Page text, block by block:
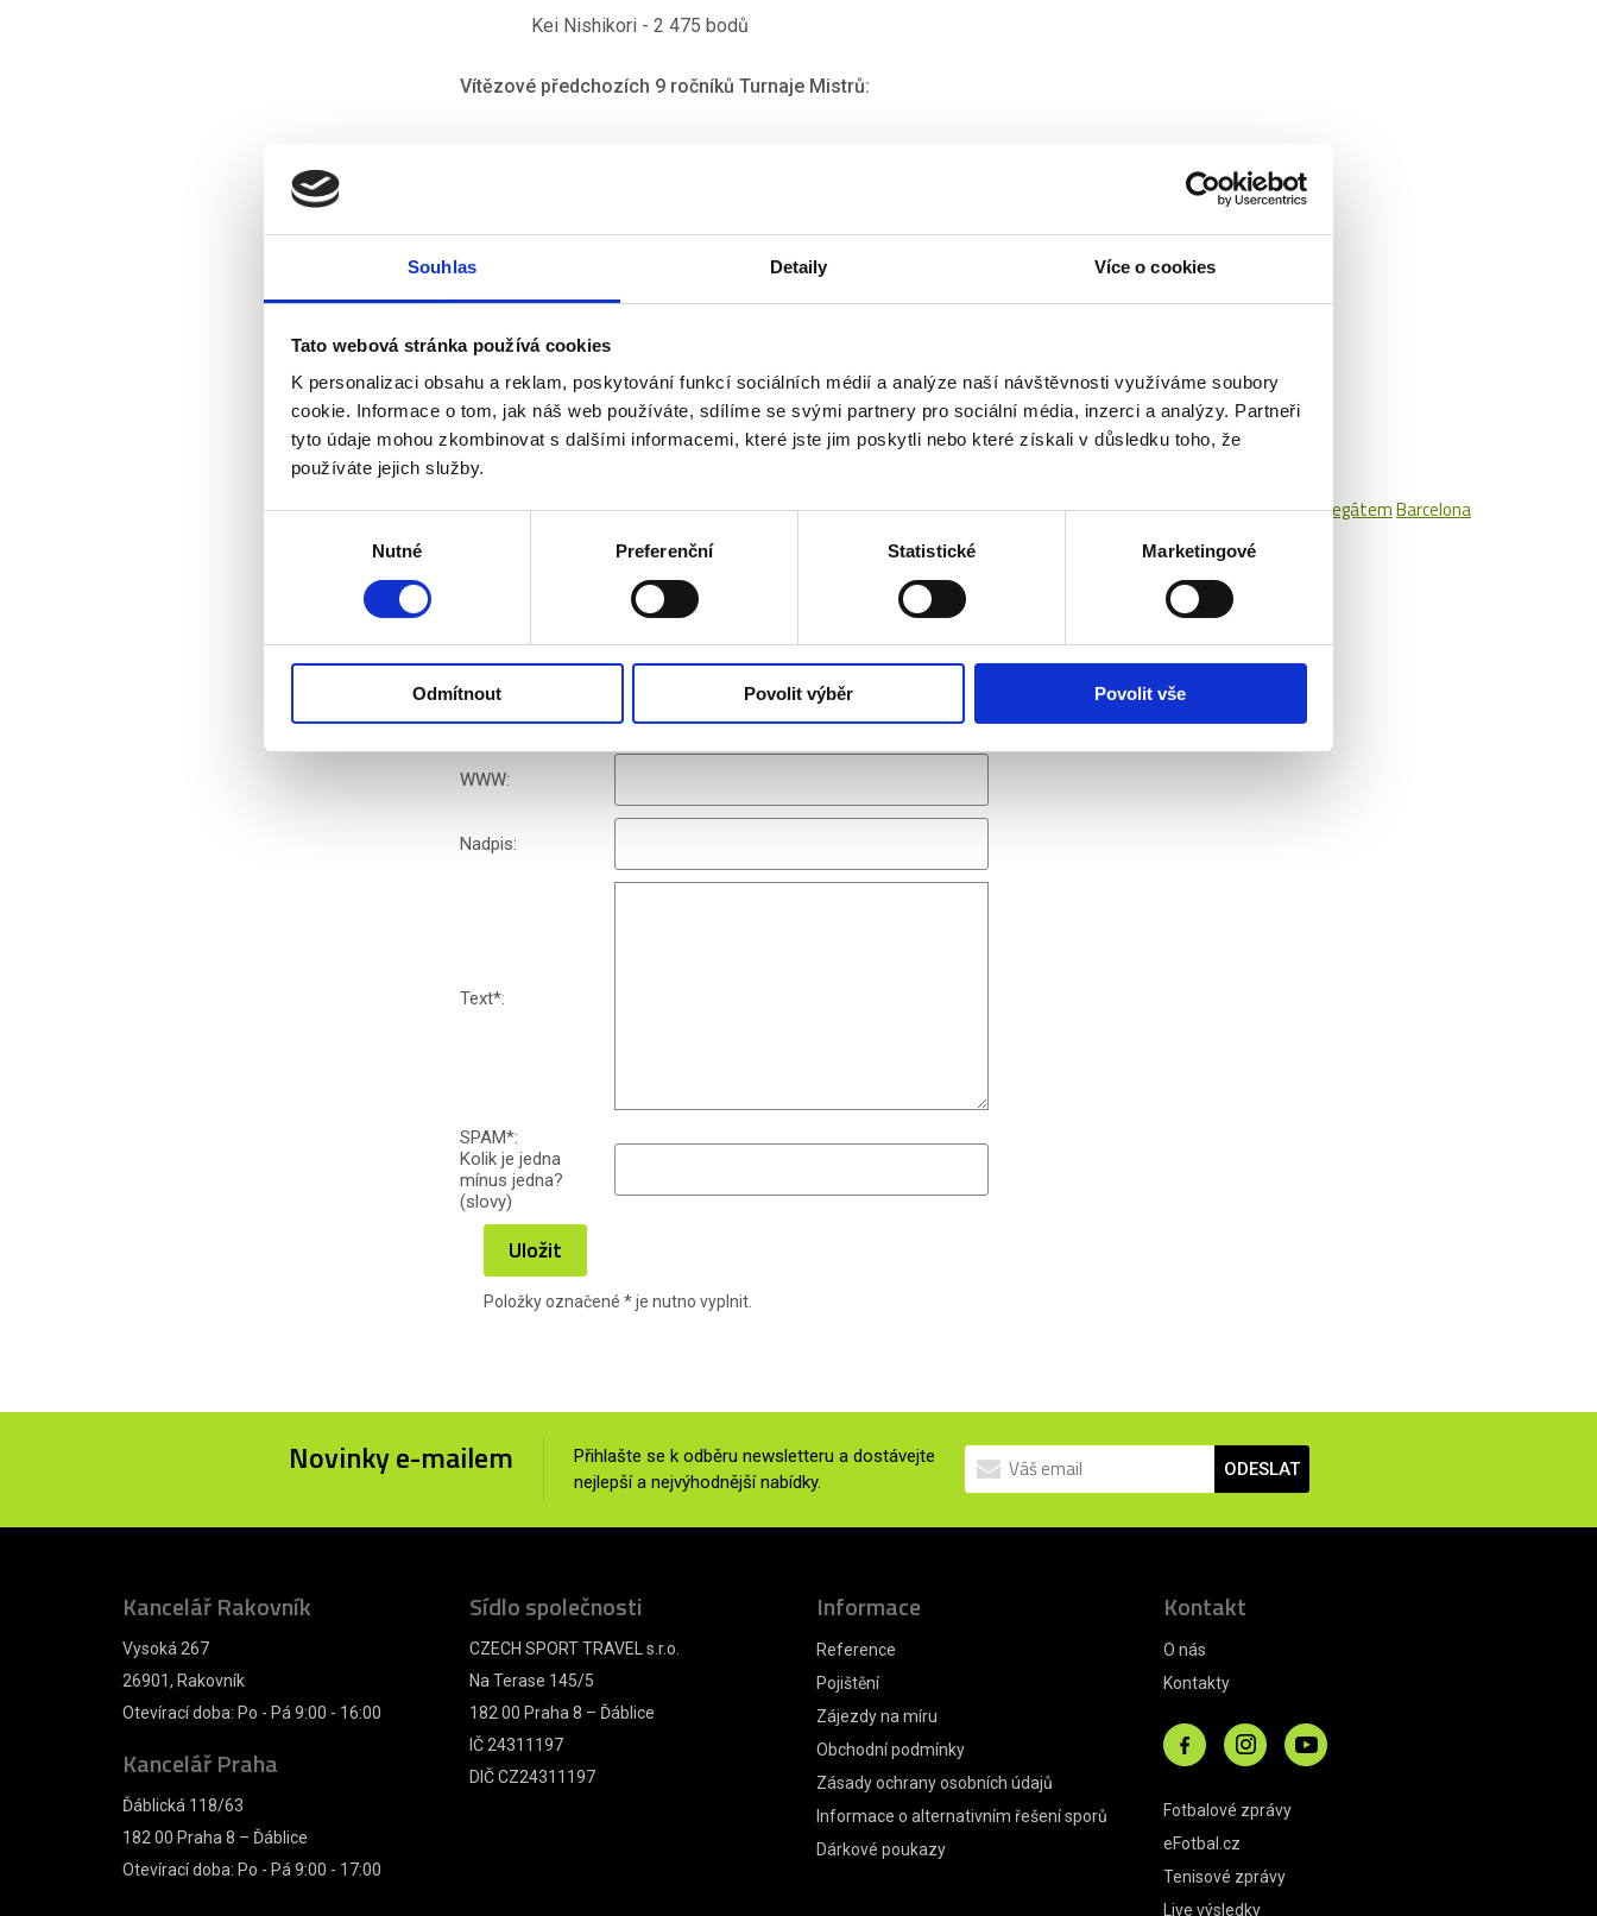
Souhlas Detaily Více o cookies
Tato webová stránka používá cookies
K personalizaci obsahu a reklam, poskytování funkcí sociálních médií a analýze naší návštěvnosti využíváme soubory
cookie. Informace o tom, jak náš web používáte, sdílíme se svými partnery pro sociální média, inzerci a analýzy. Partneři
tyto údaje mohou zkombinovat s dalšími informacemi, které jste jim poskytli nebo které získali v důsledku toho, že
používáte jejich služby.
Nutné Preferenční Statistické Marketingové
Odmítnout Povolit výběr Povolit vše
Kei Nishikori - 2 475 bodů
Vítězové předchozích 9 ročníků Turnaje Mistrů:
Poleťte s námi na akci, kde uvidíte nejlepší tenisty tohoto roku! Ceny zájezdů již od 9 990 Kč!
Hodnocení článku
Čtěte také:
Laver Cup 2019 termín, hráči, programFED CUP 2020 - zájezdy, vstupenky, termínyMonte Carlo Rolex Masters s delegátemBarcelona
Open 2025 - program, termín, hráči
Monte Carlo Rolex Masters 2022 s delegátem
Jméno*:
WWW:
Nadpis:
Text*:
SPAM*:
Kolik je jedna
mínus jedna?
(slovy)
Uložit
Položky označené *je nutno vyplnit.
Novinky e-mailem
Přihlašte se k odběru newsletteru a dostávejte
nejlepší a nejvýhodnější nabídky.
ODESLAT
Kancelář Rakovník
Vysoká 267
26901, Rakovník
Otevírací doba: Po - Pá 9:00 - 16:00
Kancelář Praha
Ďáblická 118/63
182 00 Praha 8 – Ďáblice
Otevírací doba: Po - Pá 9:00 - 17:00
Sídlo společnosti
CZECH SPORT TRAVEL s.r.o.
Na Terase 145/5
182 00 Praha 8 – Ďáblice
IČ 24311197
DIČ CZ24311197
Informace
Reference
Pojištění
Zájezdy na míru
Obchodní podmínky
Zásady ochrany osobních údajů
Informace o alternativním řešení sporů
Dárkové poukazy
Kontakt
O nás
Kontakty
Fotbalové zprávy
eFotbal.cz
Tenisové zprávy
Live výsledky